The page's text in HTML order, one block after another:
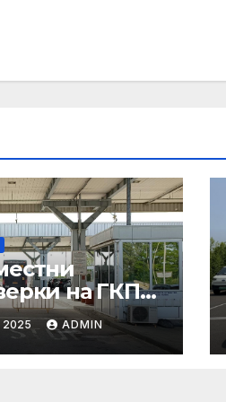
на ГКПП:
и
2025 ADMIN